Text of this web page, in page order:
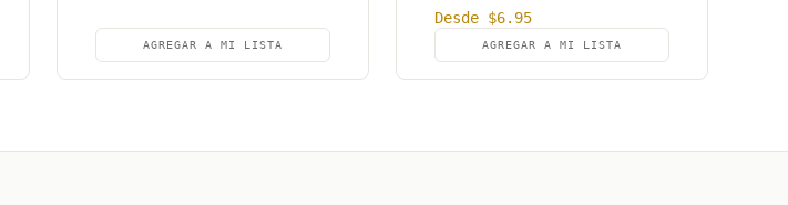
AGREGAR A MI LISTA
Desde $6.95
AGREGAR A MI LISTA